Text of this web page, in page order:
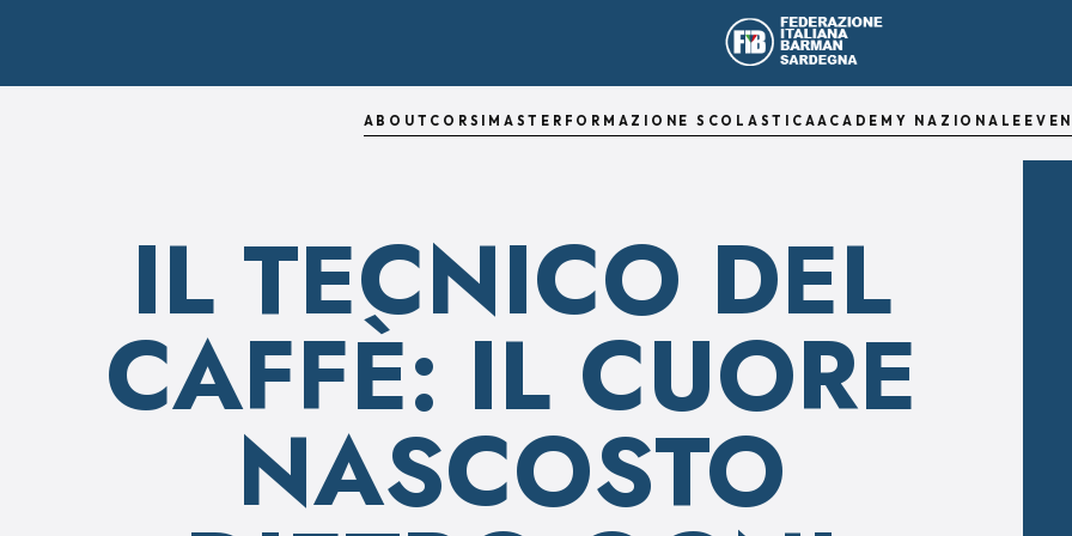
ABOUT CORSI MASTER FORMAZIONE SCOLASTICAACADEMY NAZIONALE
IL TECNICO DEL
CAFFÈ: IL CUORE
NASCOSTO